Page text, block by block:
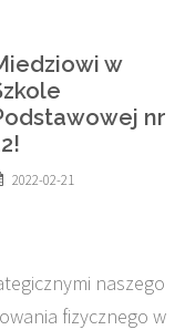
w
nr
2022-02-21
naszego
fizycznego w